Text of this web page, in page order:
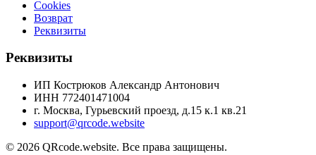
Cookies
Возврат
Реквизиты
Реквизиты
ИП Кострюков Александр Антонович
ИНН 772401471004
г. Москва, Гурьевский проезд, д.15 к.1 кв.21
support@qrcode.website
© 2026 QRcode.website. Все права защищены.